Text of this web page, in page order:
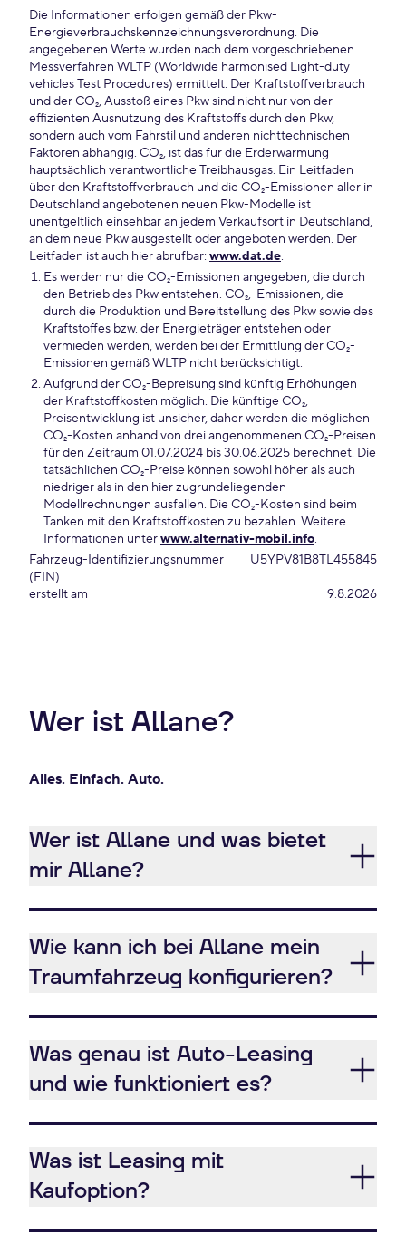
Die Informationen erfolgen gemäß der Pkw-
Energieverbrauchskennzeichnungsverordnung. Die
angegebenen Werte wurden nach dem vorgeschriebenen
Messverfahren WLTP (Worldwide harmonised Light-duty
vehicles Test Procedures) ermittelt. Der Kraftstoffverbrauch
und der CO₂, Ausstoß eines Pkw sind nicht nur von der
effizienten Ausnutzung des Kraftstoffs durch den Pkw,
sondern auch vom Fahrstil und anderen nichttechnischen
Faktoren abhängig. CO₂, ist das für die Erderwärmung
hauptsächlich verantwortliche Treibhausgas. Ein Leitfaden
über den Kraftstoffverbrauch und die CO₂-Emissionen aller in
Deutschland angebotenen neuen Pkw-Modelle ist
unentgeltlich einsehbar an jedem Verkaufsort in Deutschland,
an dem neue Pkw ausgestellt oder angeboten werden. Der
Leitfaden ist auch hier abrufbar: www.dat.de.
Es werden nur die CO₂-Emissionen angegeben, die durch
den Betrieb des Pkw entstehen. CO₂,-Emissionen, die
durch die Produktion und Bereitstellung des Pkw sowie des
Kraftstoffes bzw. der Energieträger entstehen oder
vermieden werden, werden bei der Ermittlung der CO₂-
Emissionen gemäß WLTP nicht berücksichtigt.
Aufgrund der CO₂-Bepreisung sind künftig Erhöhungen
der Kraftstoffkosten möglich. Die künftige CO₂,
Preisentwicklung ist unsicher, daher werden die möglichen
CO₂-Kosten anhand von drei angenommenen CO₂-Preisen
für den Zeitraum 01.07.2024 bis 30.06.2025 berechnet. Die
tatsächlichen CO₂-Preise können sowohl höher als auch
niedriger als in den hier zugrundeliegenden
Modellrechnungen ausfallen. Die CO₂-Kosten sind beim
Tanken mit den Kraftstoffkosten zu bezahlen. Weitere
Informationen unterwww.alternativ-mobil.info.
Fahrzeug-Identifizierungsnummer
(FIN)
U5YPV81B8TL455845
erstellt am 9.8.2026
Wer ist Allane?
Alles. Einfach. Auto.
Wer ist Allane und was bietet
mir Allane?
Wie kann ich bei Allane mein
Traumfahrzeug konfigurieren?
Was genau ist Auto-Leasing
und wie funktioniert es?
Was ist Leasing mit
Kaufoption?